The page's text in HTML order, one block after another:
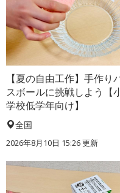
【夏の自由工作】手作り
スボールに挑戦しよう【
学校低学年向け】
全国
2026年8月10日 15:26更新